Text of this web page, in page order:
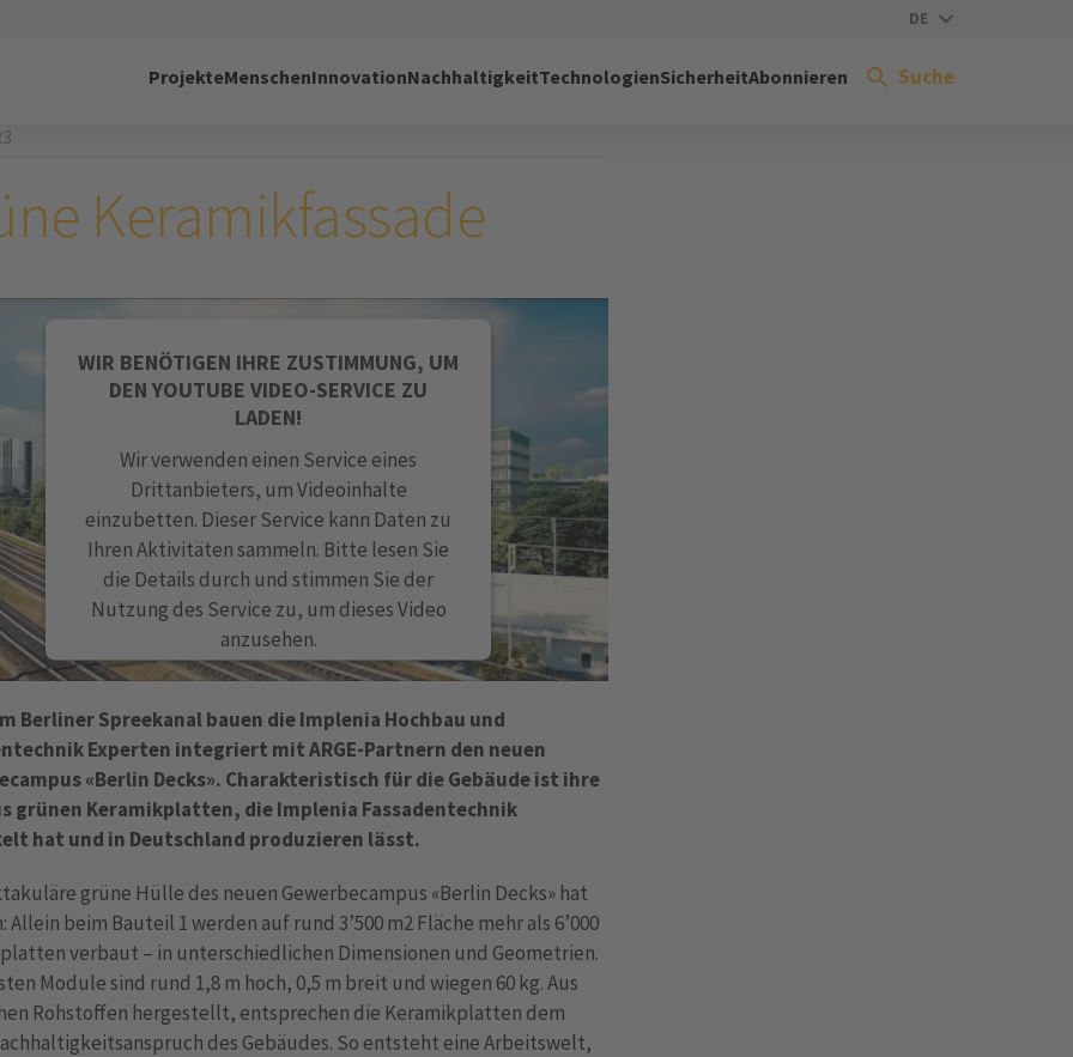
DE
ProjekteMenschenInnovationNachhaltigkeitTechnologienSicherheitAbonnieren Suche
Keramikfassade
WIR BENÖTIGEN IHRE ZUSTIMMUNG, UM
DEN YOUTUBE VIDEO-SERVICE ZU
LADEN!
Wir verwenden einen Service eines
Drittanbieters, um Videoinhalte
einzubetten. Dieser Service kann Daten zu
Ihren Aktivitäten sammeln. Bitte lesen Sie
die Details durch und stimmen Sie der
Nutzung des Service zu, um dieses Video
anzusehen.
MEHR INFORMATIONEN
AKZEPTIEREN
powered byUsercentrics Consent Management
Platform
Berliner Spreekanal bauen die Implenia Hochbau und
Experten integriert mit ARGE-Partnern den neuen
«Berlin Decks». Charakteristisch für die Gebäude ist ihre
grünen Keramikplatten, die Implenia Fassadentechnik
hat und in Deutschland produzieren lässt.
grüne Hülle des neuen Gewerbecampus «Berlin Decks» hat
Allein beim Bauteil 1 werden auf rund 3’500 m2 Fläche mehr als 6’000
verbaut – in unterschiedlichen Dimensionen und Geometrien.
Module sind rund 1,8 m hoch, 0,5 m breit und wiegen 60 kg. Aus
Rohstoffen hergestellt, entsprechen die Keramikplatten dem
des Gebäudes. So entsteht eine Arbeitswelt,